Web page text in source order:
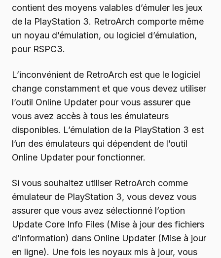
contient des moyens valables d’émuler les jeux
de la PlayStation 3. RetroArch comporte même
un noyau d’émulation, ou logiciel d’émulation,
pour RSPC3.
L’inconvénient de RetroArch est que le logiciel
change constamment et que vous devez utiliser
l’outil Online Updater pour vous assurer que
vous avez accès à tous les émulateurs
disponibles. L’émulation de la PlayStation 3 est
l’un des émulateurs qui dépendent de l’outil
Online Updater pour fonctionner.
Si vous souhaitez utiliser RetroArch comme
émulateur de PlayStation 3, vous devez vous
assurer que vous avez sélectionné l’option
Update Core Info Files (Mise à jour des fichiers
d’information) dans Online Updater (Mise à jour
en ligne). Une fois les noyaux mis à jour, vous